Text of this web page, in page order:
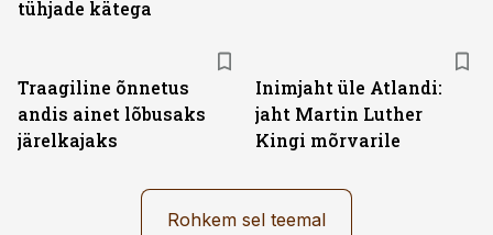
tühjade kätega
Traagiline õnnetus
andis ainet lõbusaks
järelkajaks
Inimjaht üle Atlandi:
jaht Martin Luther
Kingi mõrvarile
Rohkem sel teemal